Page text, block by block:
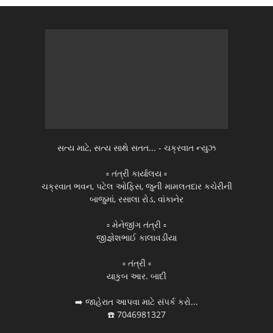
સત્ય માટે, સત્ય સાથે સતત... - ચક્રવાત ન્યુઝ
▫️ તંત્રી કાર્યાલય ▫️
ચક્રવાત ભવન, પટેલ ઓફિસ, જુની મામલતદાર કચેરીની
બાજુમાં, રસાલા રોડ, વાંકાનેર
▫️ મેનેજીંગ તંત્રી ▫️
જીજ્ઞેશભાઈ કાલાવડીયા
▫️ તંત્રી ▫️
યાકુબ આર. બાદી
➡️ જાહેરાત આપવા માટે સંપર્ક કરો...
☎️ 7046981327